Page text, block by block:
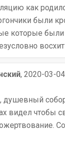
как
были
которые были
, 2020-03-04
душевный
видел чтобы